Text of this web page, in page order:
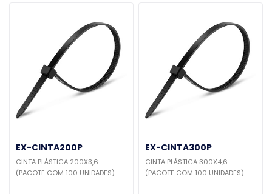
EX-CINTA200P
CINTA PLÁSTICA 200X3,6
(PACOTE COM 100 UNIDADES)
EX-CINTA300P
CINTA PLÁSTICA 300X4,6
(PACOTE COM 100 UNIDADES)